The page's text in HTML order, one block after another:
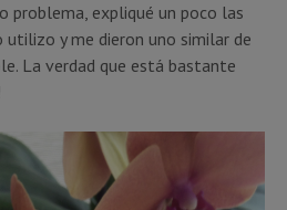
problema, expliqué un poco las
y me dieron uno similar de
La verdad que está bastante